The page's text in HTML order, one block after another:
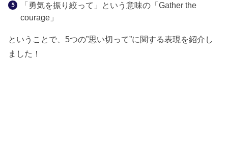
「勇気を振り絞って」という意味の「Gather the
courage」
ということで、5つの”思い切って”に関する表現を紹介し
ました！